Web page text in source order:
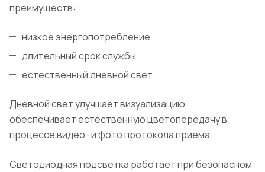
преимуществ:
низкое энергопотребление
длительный срок службы
естественный дневной свет
Дневной свет улучшает визуализацию,
обеспечивает естественную цветопередачу в
процессе видео- и фото протокола приема.
Светодиодная подсветка работает при безопасном